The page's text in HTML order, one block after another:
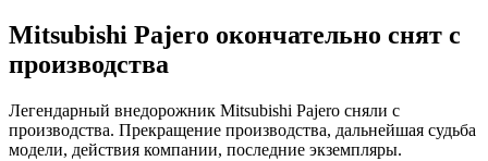
Mitsubishi Pajero окончательно снят с
производства
Легендарный внедорожник Mitsubishi Pajero сняли с
производства. Прекращение производства, дальнейшая судьба
модели, действия компании, последние экземпляры.